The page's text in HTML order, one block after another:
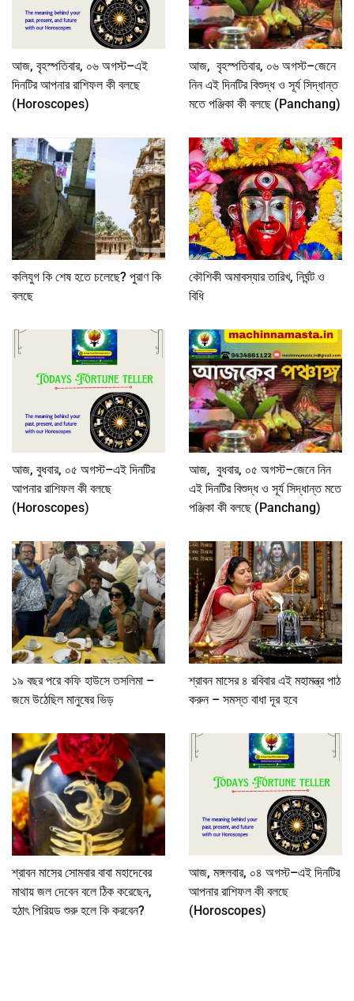
আজ, বৃহস্পতিবার, ০৬ অগস্ট–এই
দিনটির আপনার রাশিফল কী বলছে
(Horoscopes)
আজ, বৃহস্পতিবার, ০৬ অগস্ট–জেনে
নিন এই দিনটির বিশুদ্ধ ও সূর্য সিদ্ধান্ত
মতে পঞ্জিকা কী বলছে (Panchang)
কলিযুগ কি শেষ হতে চলেছে? পুরাণ কি
বলছে
কৌশিকী অমাবস্যার তারিখ, নির্ঘন্ট ও
বিধি
আজ, বুধবার, ০৫ অগস্ট–এই দিনটির
আপনার রাশিফল কী বলছে
(Horoscopes)
আজ, বুধবার, ০৫ অগস্ট–জেনে নিন
এই দিনটির বিশুদ্ধ ও সূর্য সিদ্ধান্ত মতে
পঞ্জিকা কী বলছে (Panchang)
১৯ বছর পরে কফি হাউসে তসলিমা –
জমে উঠেছিল মানুষের ভিড়
শ্রাবন মাসের ৪ রবিবার এই মহামন্ত্র পাঠ
করুন – সমস্ত বাধা দূর হবে
শ্রাবন মাসের সোমবার বাবা মহাদেবের
মাথায় জল দেবেন বলে ঠিক করেছেন,
হঠাৎ পিরিয়ড শুরু হলে কি করবেন?
আজ, মঙ্গলবার, ০৪ অগস্ট–এই দিনটির
আপনার রাশিফল কী বলছে
(Horoscopes)